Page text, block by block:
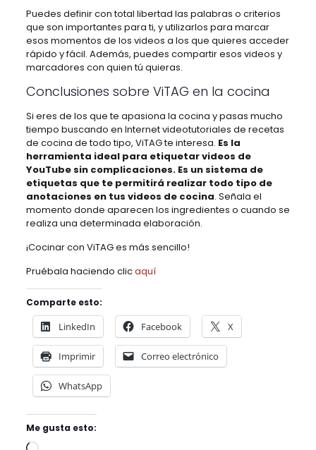
Puedes definir con total libertad las palabras o criterios
que son importantes para ti, y utilizarlos para marcar
esos momentos de los videos a los que quieres acceder
rápido y fácil. Además, puedes compartir esos videos y
marcadores con quien tú quieras.
Conclusiones sobre ViTAG en la cocina
Si eres de los que te apasiona la cocina y pasas mucho
tiempo buscando en Internet videotutoriales de recetas
de cocina de todo tipo, ViTAG te interesa. Es la
herramienta ideal para etiquetar videos de
YouTube sin complicaciones. Es un sistema de
etiquetas que te permitirá realizar todo tipo de
anotaciones en tus videos de cocina. Señala el
momento donde aparecen los ingredientes o cuando se
realiza una determinada elaboración.
¡Cocinar con ViTAG es más sencillo!
Pruébala haciendo clicaquí
Comparte esto:
LinkedIn Facebook X
Imprimir Correo electrónico
WhatsApp
Me gusta esto: